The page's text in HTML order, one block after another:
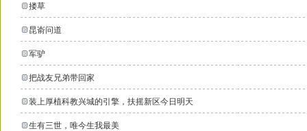
搂草
昆嵛问道
军驴
把战友兄弟带回家
装上厚植科教兴城的引擎，扶摇新区今日明天
生有三世，唯今生我最美